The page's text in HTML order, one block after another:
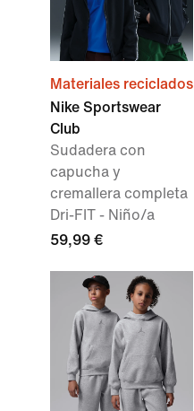
Materiales reciclados
Nike Sportswear
Club
Sudadera con
capucha y
cremallera completa
Dri-FIT - Niño/a
59,99 €